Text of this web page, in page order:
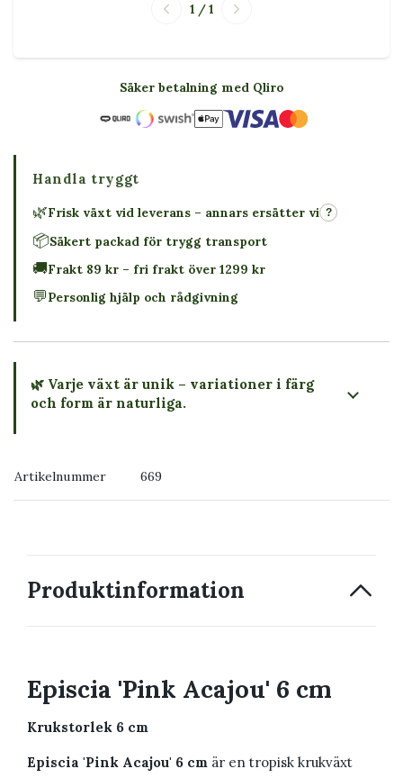
1 / 1
Säker betalning med Qliro
Handla tryggt
🌿Frisk växt vid leverans – annars ersätter vi ?
📦Säkert packad för trygg transport
🚚Frakt 89 kr – fri frakt över 1299 kr
💬Personlig hjälp och rådgivning
🌿 Varje växt är unik – variationer i färg
och form är naturliga.
Artikelnummer 669
Produktinformation
Episcia 'Pink Acajou' 6 cm
Krukstorlek 6 cm
Episcia 'Pink Acajou' 6 cm är en tropisk krukväxt